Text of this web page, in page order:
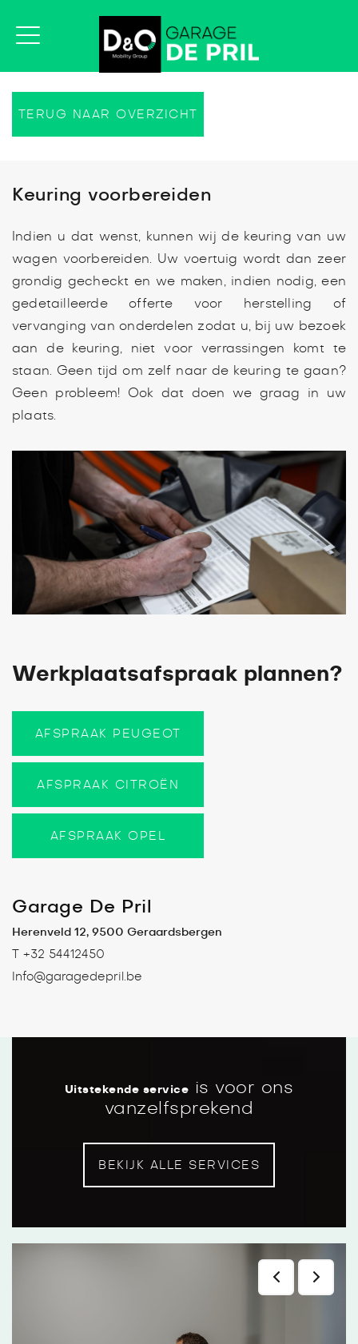
TERUG NAAR OVERZICHT
Keuring voorbereiden
Indien u dat wenst, kunnen wij de keuring van uw
wagen voorbereiden. Uw voertuig wordt dan zeer
grondig gecheckt en we maken, indien nodig, een
gedetailleerde offerte voor herstelling of
vervanging van onderdelen zodat u, bij uw bezoek
aan de keuring, niet voor verrassingen komt te
staan. Geen tijd om zelf naar de keuring te gaan?
Geen probleem! Ook dat doen we graag in uw
plaats.
Werkplaatsafspraak plannen?
AFSPRAAK PEUGEOT
AFSPRAAK CITROËN
AFSPRAAK OPEL
Garage De Pril
Herenveld 12, 9500 Geraardsbergen
T +32 54412450
Info@garagedepril.be
Uitstekende service
is voor ons
vanzelfsprekend
BEKIJK ALLE SERVICES
Werkplaatsafspraak plannen